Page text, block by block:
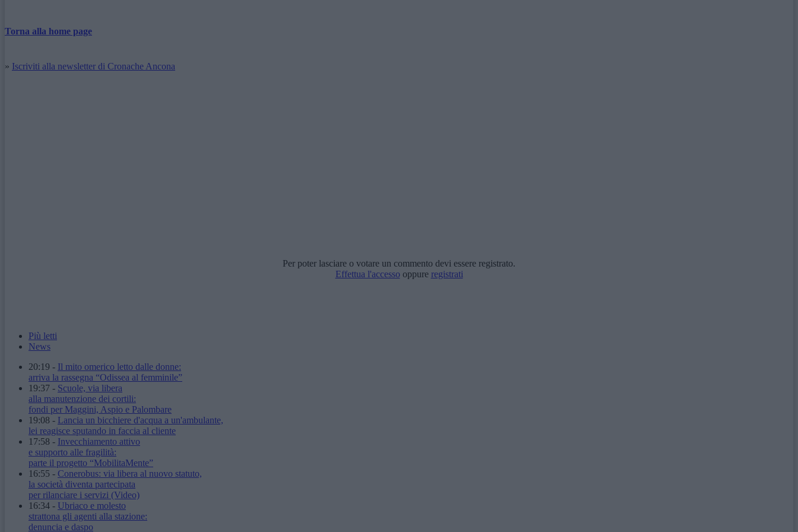
Torna alla home page
» Iscriviti alla newsletter di Cronache Ancona
Per poter lasciare o votare un commento devi essere registrato.
Effettua l'accesso oppure registrati
Più letti
News
20:19 - Il mito omerico letto dalle donne:
arriva la rassegna “Odissea al femminile”
19:37 - Scuole, via libera
alla manutenzione dei cortili:
fondi per Maggini, Aspio e Palombare
19:08 - Lancia un bicchiere d'acqua a un'ambulante,
lei reagisce sputando in faccia al cliente
17:58 - Invecchiamento attivo
e supporto alle fragilità:
parte il progetto “MobilitaMente”
16:55 - Conerobus: via libera al nuovo statuto,
la società diventa partecipata
per rilanciare i servizi (Video)
16:34 - Ubriaco e molesto
strattona gli agenti alla stazione:
denuncia e daspo